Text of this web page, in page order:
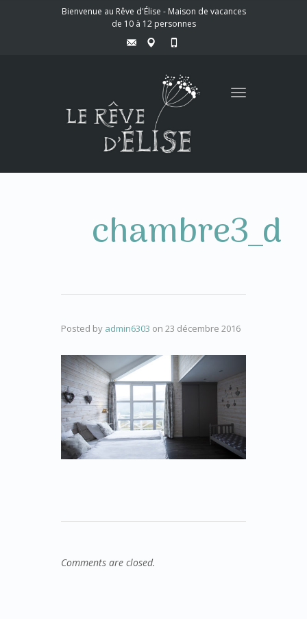
Bienvenue au Rêve d'Élise - Maison de vacances
de 10 à 12 personnes
Toggle
chambre3_d
Posted by admin6303 on 23 décembre 2016
Comments are closed.